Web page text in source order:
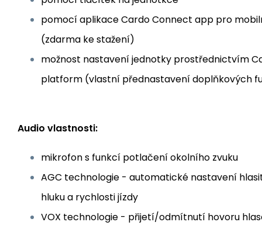
pomocí aplikace Cardo Connect app pro
(zdarma ke stažení)
možnost nastavení jednotky prostřednictvím
platform (vlastní přednastavení doplňkových
Audio vlastnosti:
mikrofon s funkcí potlačení okolního zvuku
AGC technologie - automatické nastavení
hluku a rychlosti jízdy
VOX technologie - přijetí/odmítnutí hovoru